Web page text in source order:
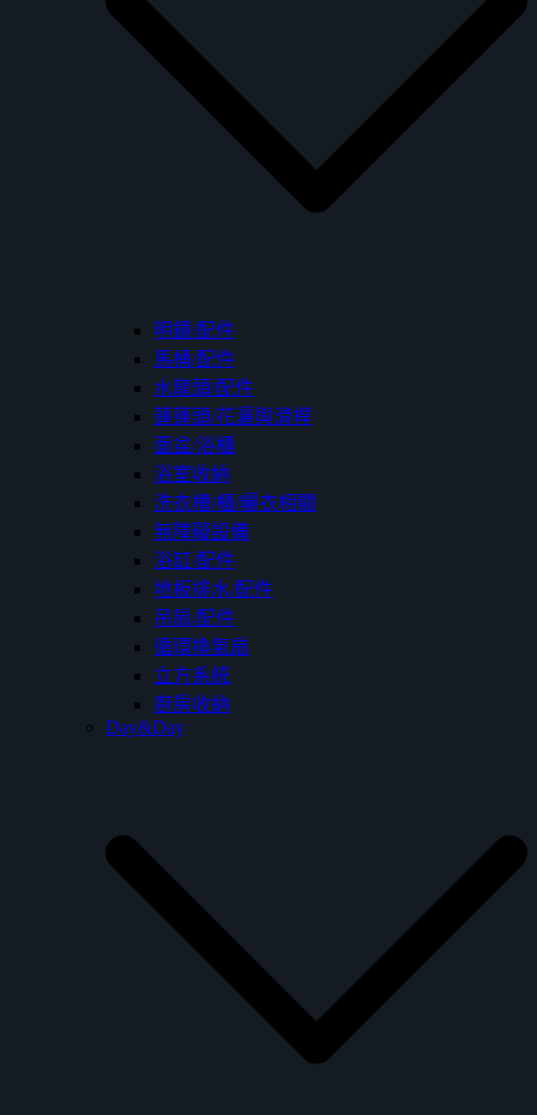
明鏡/配件
馬桶/配件
水龍頭/配件
蓮蓬頭/花灑與滑桿
面盆/浴櫃
浴室收納
洗衣槽/櫃/曬衣相關
無障礙設備
浴缸/配件
地板排水/配件
吊扇/配件
循環換氣扇
立方系統
廚房收納
Day&Day